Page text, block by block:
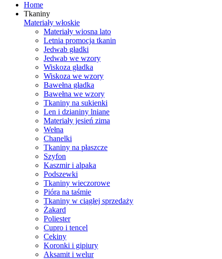
Home
Tkaniny
Materiały włoskie
Materiały wiosna lato
Letnia promocja tkanin
Jedwab gładki
Jedwab we wzory
Wiskoza gładka
Wiskoza we wzory
Bawełna gładka
Bawełna we wzory
Tkaniny na sukienki
Len i dzianiny lniane
Materiały jesień zima
Wełna
Chanelki
Tkaniny na płaszcze
Szyfon
Kaszmir i alpaka
Podszewki
Tkaniny wieczorowe
Pióra na taśmie
Tkaniny w ciągłej sprzedaży
Żakard
Poliester
Cupro i tencel
Cekiny
Koronki i gipiury
Aksamit i welur